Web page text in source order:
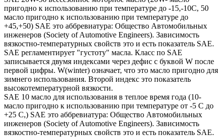
пригодно к использованию при температуре до -15,-10С, 50
масло пригодно к использованию при температуре до
+45,+50) SAE это аббревиатура: Общество Автомобильных
инженеров (Society of Automotive Engineers). Зависимость
вязкостно-температурных свойств это и есть показатель SAE.
SAE регламентирует "густоту" масла. Класс по SAE
записывается двумя индексами через дефис с буквой W после
первой цифры. W(winter) означает, что это масло пригодно для
зимнего использования. Второй индекс это показатель
высокотемпературной вязкости.
SAE 10 масло для использования в теплое время года (10-
масло пригодно к использованию при температуре от -5 С до
+25 С,) SAE это аббревиатура: Общество Автомобильных
инженеров (Society of Automotive Engineers). Зависимость
вязкостно-температурных свойств это и есть показатель SAE.